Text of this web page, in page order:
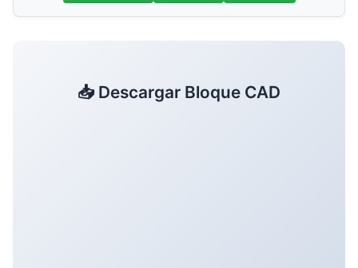
📥 Descargar Bloque CAD